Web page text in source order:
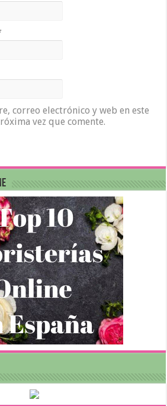
correo electrónico y web en este
vez que comente.